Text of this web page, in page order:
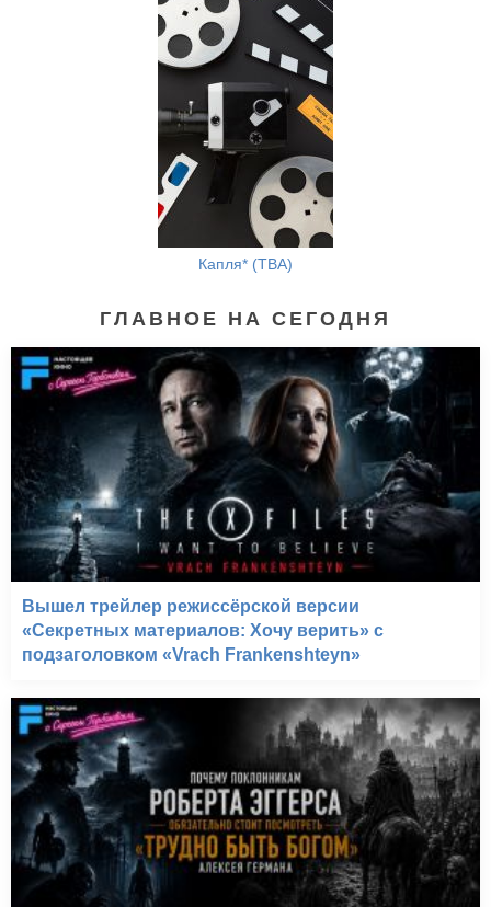
Капля* (TBA)
ГЛАВНОЕ НА СЕГОДНЯ
Вышел трейлер режиссёрской версии
«Секретных материалов: Хочу верить» с
подзаголовком «Vrach Frankenshteyn»